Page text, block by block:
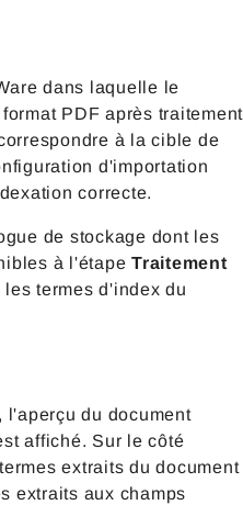
dans laquelle le
PDF après traitement
à la cible de
d'importation
correcte.
de stockage dont les
à l'étape Traitement
termes d'index du
l'aperçu du document
affiché. Sur le côté
extraits du document
extraits aux champs